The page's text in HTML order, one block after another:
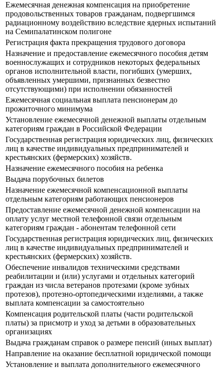
Ежемесячная денежная компенсация на приобретение
продовольственных товаров гражданам, подвергшимся
радиационному воздействию вследствие ядерных испытаний
на Семипалатинском полигоне
Регистрация факта прекращения трудового договора
Назначение и предоставление ежемесячного пособия детям
военнослужащих и сотрудников некоторых федеральных
органов исполнительной власти, погибших (умерших,
объявленных умершими, признанных безвестно
отсутствующими) при исполнении обязанностей
Ежемесячная социальная выплата пенсионерам до
прожиточного минимума
Установление ежемесячной денежной выплаты отдельным
категориям граждан в Российской Федерации
Государственная регистрация юридических лиц, физических
лиц в качестве индивидуальных предпринимателей и
крестьянских (фермерских) хозяйств.
Назначение ежемесячного пособия на ребенка
Выдача порубочных билетов
Назначение ежемесячной компенсационной выплаты
отдельным категориям работающих пенсионеров
Предоставление ежемесячной денежной компенсации на
оплату услуг местной телефонной связи отдельным
категориям граждан - абонентам телефонной сети
Государственная регистрация юридических лиц, физических
лиц в качестве индивидуальных предпринимателей и
крестьянских (фермерских) хозяйств.
Обеспечение инвалидов техническими средствами
реабилитации и (или) услугами и отдельных категорий
граждан из числа ветеранов протезами (кроме зубных
протезов), протезно-ортопедическими изделиями, а также
выплата компенсации за самостоятельно
Компенсация родительской платы (части родительской
платы) за присмотр и уход за детьми в образовательных
организациях
Выдача гражданам справок о размере пенсий (иных выплат)
Направление на оказание бесплатной юридической помощи
Установление и выплата дополнительного ежемесячного